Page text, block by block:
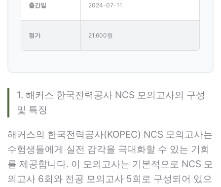
출간일 2024-07-11
정가 21,600원
1. 해커스 한국전력공사 NCS 모의고사의 구성
및 특징
해커스의 한국전력공사(KOPEC) NCS 모의고사는
수험생들에게 실전 감각을 극대화할 수 있는 기회
를 제공합니다. 이 모의고사는 기본적으로 NCS 모
의고사 6회와 전공 모의고사 5회로 구성되어 있으